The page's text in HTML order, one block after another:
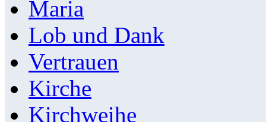
Maria
Lob und Dank
Vertrauen
Kirche
Kirchweihe